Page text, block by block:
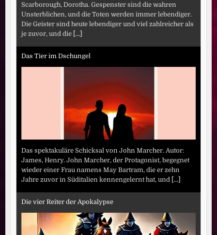
Scarborough, Dorotha. Gespenster sind die wahren
Unsterblichen, und die Toten werden immer lebendiger.
Die Geister sind heute lebendiger und viel zahlreicher als
je zuvor, und die [...]
Das Tier im Dschungel
Das spektakuläre Schicksal von John Marcher. Autor:
James, Henry. John Marcher, der Protagonist, begegnet
wieder einer Frau namens May Bartram, die er zehn
Jahre zuvor in Süditalien kennengelernt hat, und [...]
Die vier Reiter der Apokalypse